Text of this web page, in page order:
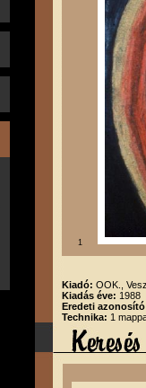
1
Kiadó: OOK.,
Kiadás éve: 1988
Eredeti
Technika: 1